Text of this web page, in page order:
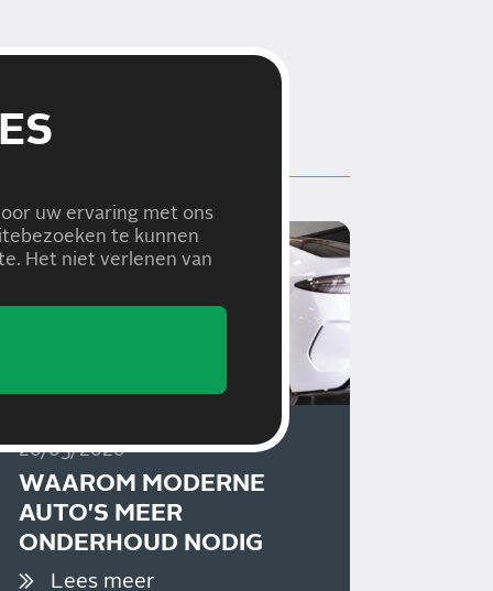
20/05/2026
WAAROM MODERNE
AUTO'S MEER
ONDERHOUD NODIG
HEBBEN DAN VROEGER
Lees meer
uw ervaring met ons
te kunnen
Het niet verlenen van